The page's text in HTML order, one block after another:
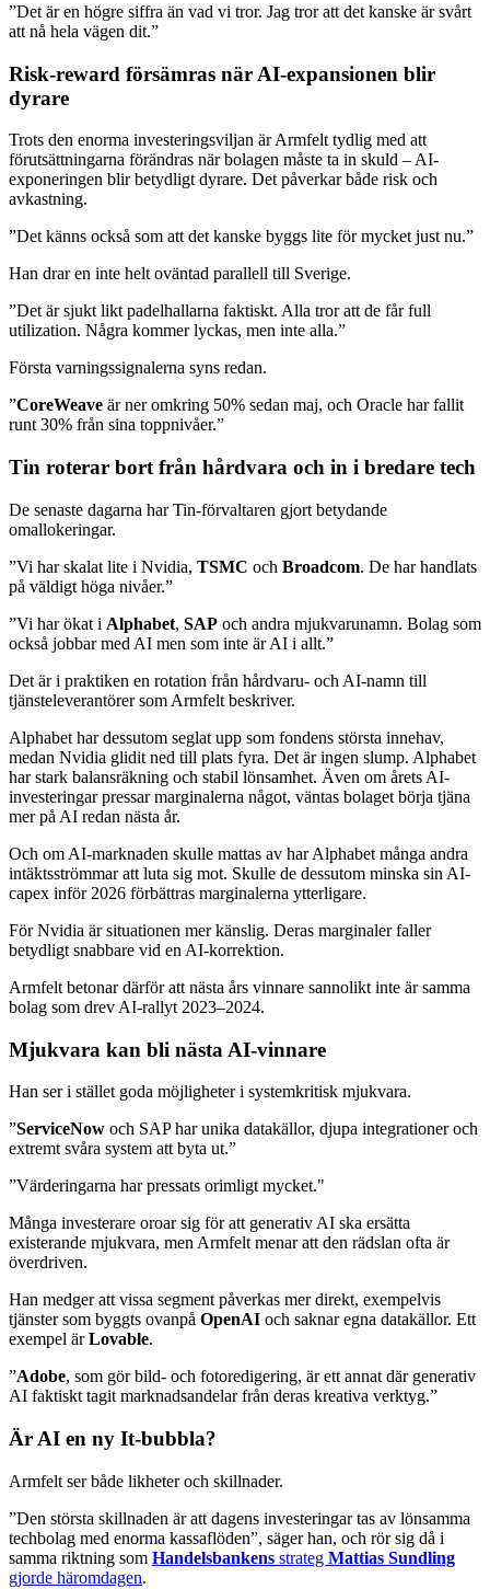
”Det är en högre siffra än vad vi tror. Jag tror att det kanske är svårt
att nå hela vägen dit.”
Risk-reward försämras när AI-expansionen blir
dyrare
Trots den enorma investeringsviljan är Armfelt tydlig med att
förutsättningarna förändras när bolagen måste ta in skuld – AI-
exponeringen blir betydligt dyrare. Det påverkar både risk och
avkastning.
”Det känns också som att det kanske byggs lite för mycket just nu.”
Han drar en inte helt oväntad parallell till Sverige.
”Det är sjukt likt padelhallarna faktiskt. Alla tror att de får full
utilization. Några kommer lyckas, men inte alla.”
Första varningssignalerna syns redan.
”CoreWeave är ner omkring 50% sedan maj, och Oracle har fallit
runt 30% från sina toppnivåer.”
Tin roterar bort från hårdvara och in i bredare tech
De senaste dagarna har Tin-förvaltaren gjort betydande
omallokeringar.
”Vi har skalat lite i Nvidia, TSMC och Broadcom. De har handlats
på väldigt höga nivåer.”
”Vi har ökat i Alphabet, SAP och andra mjukvarunamn. Bolag som
också jobbar med AI men som inte är AI i allt.”
Det är i praktiken en rotation från hårdvaru- och AI-namn till
tjänsteleverantörer som Armfelt beskriver.
Alphabet har dessutom seglat upp som fondens största innehav,
medan Nvidia glidit ned till plats fyra. Det är ingen slump. Alphabet
har stark balansräkning och stabil lönsamhet. Även om årets AI-
investeringar pressar marginalerna något, väntas bolaget börja tjäna
mer på AI redan nästa år.
Och om AI-marknaden skulle mattas av har Alphabet många andra
intäktsströmmar att luta sig mot. Skulle de dessutom minska sin AI-
capex inför 2026 förbättras marginalerna ytterligare.
För Nvidia är situationen mer känslig. Deras marginaler faller
betydligt snabbare vid en AI-korrektion.
Armfelt betonar därför att nästa års vinnare sannolikt inte är samma
bolag som drev AI-rallyt 2023–2024.
Mjukvara kan bli nästa AI-vinnare
Han ser i stället goda möjligheter i systemkritisk mjukvara.
”ServiceNow och SAP har unika datakällor, djupa integrationer och
extremt svåra system att byta ut.”
”Värderingarna har pressats orimligt mycket."
Många investerare oroar sig för att generativ AI ska ersätta
existerande mjukvara, men Armfelt menar att den rädslan ofta är
överdriven.
Han medger att vissa segment påverkas mer direkt, exempelvis
tjänster som byggts ovanpå OpenAI och saknar egna datakällor. Ett
exempel ärLovable.
”Adobe, som gör bild- och fotoredigering, är ett annat där generativ
AI faktiskt tagit marknadsandelar från deras kreativa verktyg.”
Är AI en ny It-bubbla?
Armfelt ser både likheter och skillnader.
”Den största skillnaden är att dagens investeringar tas av lönsamma
techbolag med enorma kassaflöden”, säger han, och rör sig då i
samma riktning som Handelsbankens strateg Mattias Sundling
gjorde häromdagen.